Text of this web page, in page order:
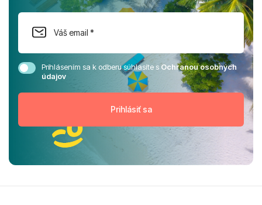
Prihlásením sa k odberu súhlasíte sOchranou osobných
údajov